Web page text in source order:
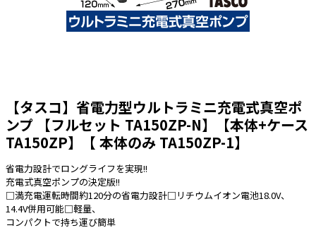
電源ケーブル／コネクタ／分電盤／ブレ
PF管/FEP管/CD管/情報線保護管
ボックス・ビニル電線管付属品・引き込
みカバー
工具関連
EV充電設備工事関連
感染症関連
【タスコ】省電力型ウルトラミニ充電式真空ポ
ンプ 【フルセット TA150ZP-N】【本体+ケース
TA150ZP】【 本体のみ TA150ZP-1】
省電力設計でロングライフを実現!!
充電式真空ポンプの決定版!!
□満充電運転時間約120分の省電力設計□リチウムイオン電池18.0V、
14.4V併用可能□軽量、
コンパクトで持ち運び簡単